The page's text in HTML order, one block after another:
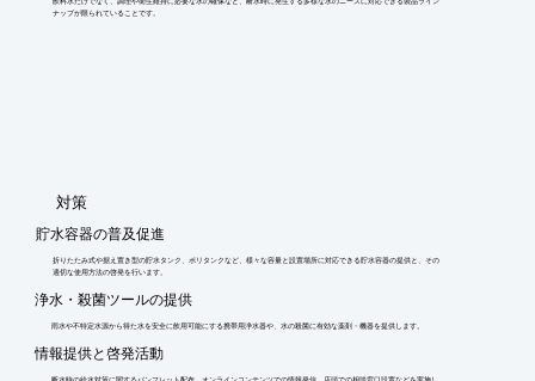
ナップが限られていることです。
​対策
貯水容器の普及促進
折りたたみ式や据え置き型の貯水タンク、ポリタンクなど、様々な容量と設置場所に対応できる貯水容器の提供と、その
適切な使用方法の啓発を行います。
浄水・殺菌ツールの提供
雨水や不特定水源から得た水を安全に飲用可能にする携帯用浄水器や、水の殺菌に有効な薬剤・機器を提供します。
情報提供と啓発活動